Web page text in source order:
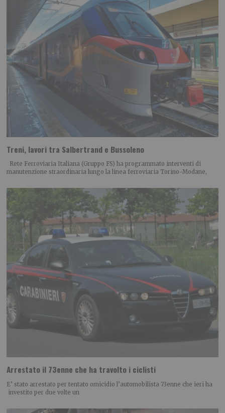
Treni, lavori tra Salbertrand e Bussoleno
Rete Ferroviaria Italiana (Gruppo FS) ha programmato interventi di
manutenzione straordinaria lungo la linea ferroviaria Torino-Modane,
Arrestato il 73enne che ha travolto i ciclisti
E’ stato arrestato per tentato omicidio l’automobilista 73enne che ieri ha
investito per due volte un